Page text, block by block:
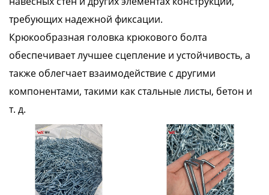
требующих надежной фиксации.
Крюкообразная головка крюкового болта
обеспечивает лучшее сцепление и устойчивость, а
также облегчает взаимодействие с другими
компонентами, такими как стальные листы, бетон и
т. д.